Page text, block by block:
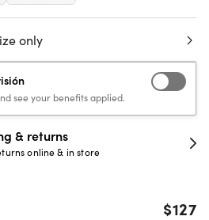
only
see your benefits applied.
& returns
online & in store
$127